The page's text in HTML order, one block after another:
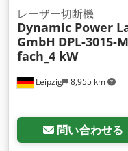
Leipzig 8,955 km
レーザー切断機
Dynamic Power
GmbH DPL-3015-
fach_4 kW
問い合わせる